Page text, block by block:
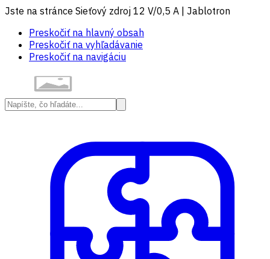
Jste na stránce Sieťový zdroj 12 V/0,5 A | Jablotron
Preskočiť na hlavný obsah
Preskočiť na vyhľadávanie
Preskočiť na navigáciu